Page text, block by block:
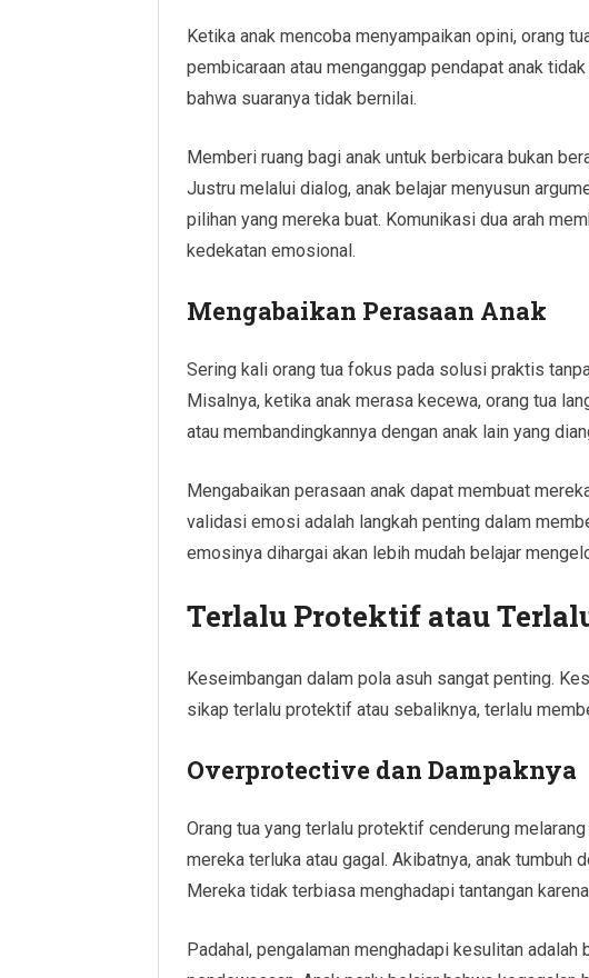
Ketika anak mencoba menyampaikan opini, orang
pembicaraan atau menganggap pendapat anak
bahwa suaranya tidak bernilai.
Memberi ruang bagi anak untuk berbicara bukan
Justru melalui dialog, anak belajar menyusun
pilihan yang mereka buat. Komunikasi dua arah
kedekatan emosional.
Mengabaikan Perasaan Anak
Sering kali orang tua fokus pada solusi praktis
Misalnya, ketika anak merasa kecewa, orang tua
atau membandingkannya dengan anak lain yang
Mengabaikan perasaan anak dapat membuat
validasi emosi adalah langkah penting dalam
emosinya dihargai akan lebih mudah belajar
Terlalu Protektif atau
Keseimbangan dalam pola asuh sangat penting.
sikap terlalu protektif atau sebaliknya, terlalu
Overprotective dan Dampaknya
Orang tua yang terlalu protektif cenderung
mereka terluka atau gagal. Akibatnya, anak tumbuh
Mereka tidak terbiasa menghadapi tantangan
Padahal, pengalaman menghadapi kesulitan